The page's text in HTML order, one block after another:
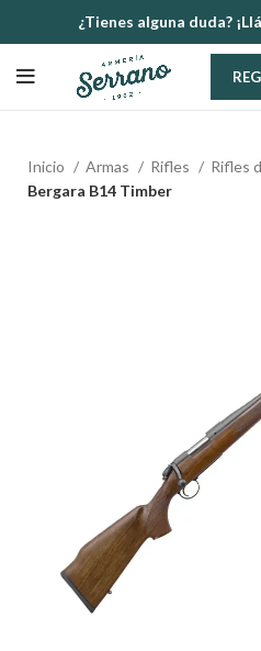
¿Tienes alguna duda?
Inicio Armas Rifles
Rifles
Bergara B14 Timber